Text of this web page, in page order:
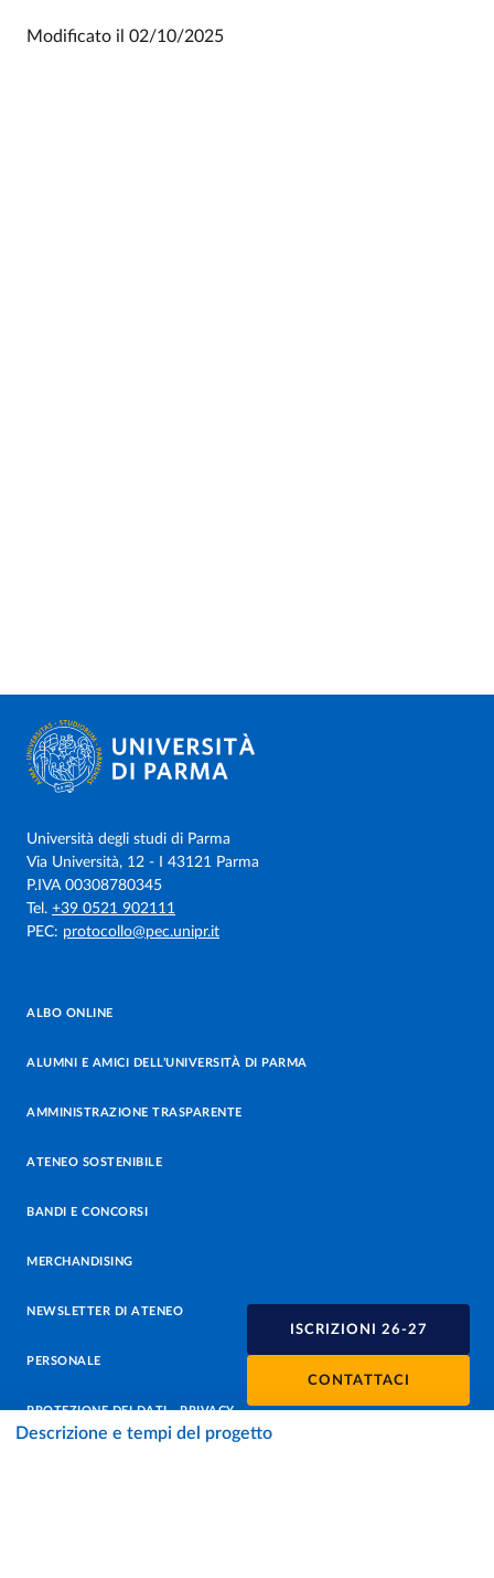
ISCRIZIONI 26-27
CONTATTACI
Descrizione e tempi del progetto
Modificato il 02/10/2025
Università degli studi di Parma
Via Università, 12 - I 43121 Parma
P.IVA 00308780345
Tel. +39 0521 902111
PEC: protocollo@pec.unipr.it
ALBO ONLINE
ALUMNI E AMICI DELL’UNIVERSITÀ DI PARMA
AMMINISTRAZIONE TRASPARENTE
ATENEO SOSTENIBILE
BANDI E CONCORSI
MERCHANDISING
NEWSLETTER DI ATENEO
PERSONALE
PROTEZIONE DEI DATI - PRIVACY